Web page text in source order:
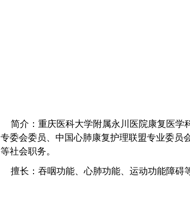
简介：重庆医科大学附属永川医院康复医学
专委会委员、中国心肺康复护理联盟专业委员
等社会职务。
擅长：吞咽功能、心肺功能、运动功能障碍